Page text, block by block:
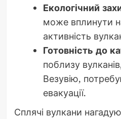
Екологічний
може вплинути
активність
Готовність до
поблизу
Везувію,
евакуації.
Сплячі вулкани